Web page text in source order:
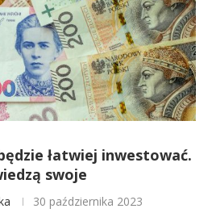
łatwiej inwestować.
swoje
30 października 2023